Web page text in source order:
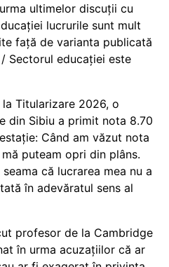
ultimelor discuții cu
lucrurile sunt mult
față de varianta publicată
/ Sectorul educației este
la Titularizare 2026, o
din Sibiu a primit nota 8.70
Când am văzut nota
puteam opri din plâns.
că lucrarea mea nu a
în adevăratul sens al
profesor de la Cambridge
în urma acuzațiilor că ar